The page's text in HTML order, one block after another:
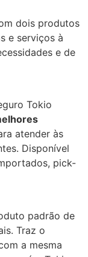
dois produtos
e serviços à
e de
Tokio
atender às
Disponível
pick-
padrão de
Traz o
a mesma